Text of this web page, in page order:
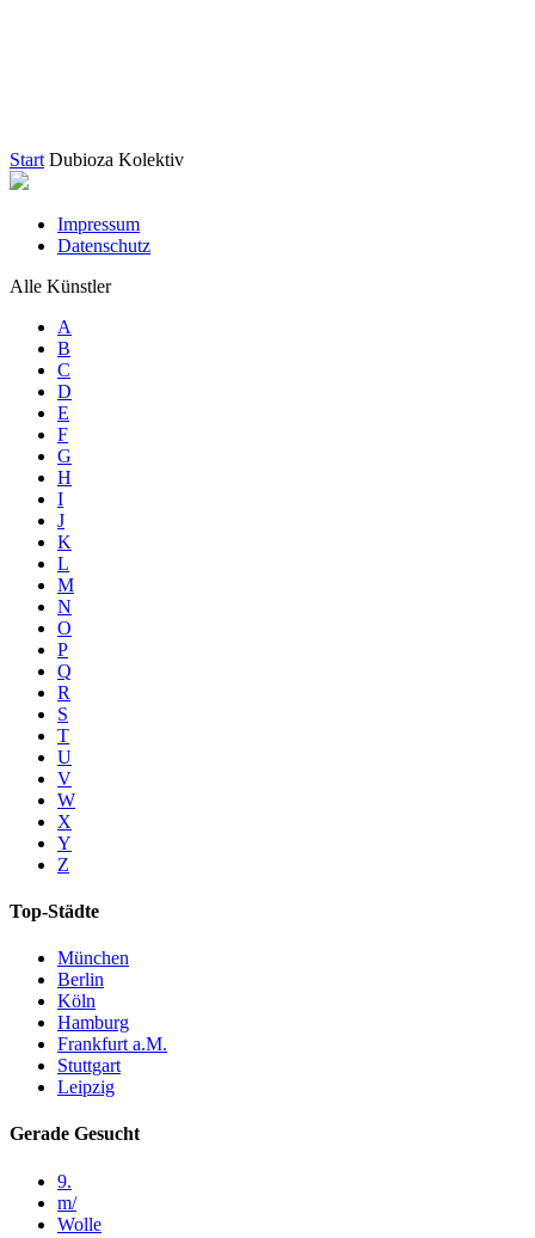
Start Dubioza Kolektiv
Impressum
Datenschutz
Alle Künstler
A
B
C
D
E
F
G
H
I
J
K
L
M
N
O
P
Q
R
S
T
U
V
W
X
Y
Z
Top-Städte
München
Berlin
Köln
Hamburg
Frankfurt a.M.
Stuttgart
Leipzig
Gerade Gesucht
9.
m/
Wolle